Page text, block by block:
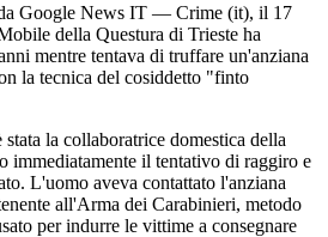
Google News IT — Crime (it), il 17
della Questura di Trieste ha
mentre tentava di truffare un'anziana
la tecnica del cosiddetto "finto
la collaboratrice domestica della
immediatamente il tentativo di raggiro e
L'uomo aveva contattato l'anziana
all'Arma dei Carabinieri, metodo
per indurre le vittime a consegnare